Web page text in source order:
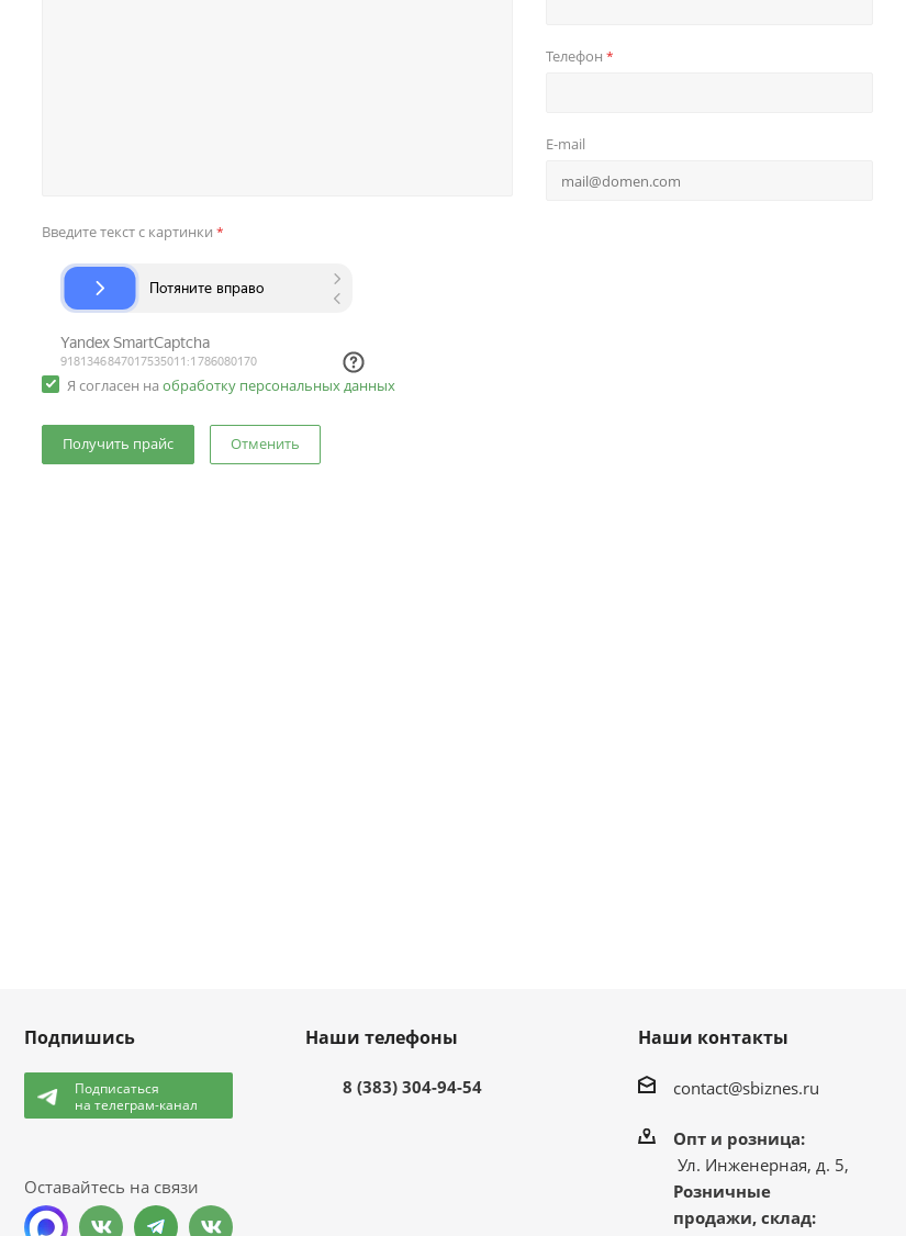
Телефон *
E-mail
Введите текст с картинки *
Я согласен на обработку персональных данных
Отменить
Подпишись
Подписаться
на телеграм-канал
Оставайтесь на связи
Наши телефоны
8 (383) 304-94-54
Наши контакты
contact@sbiznes.ru
Опт и розница:
Ул. Инженерная, д. 5,
Розничные
продажи, склад: